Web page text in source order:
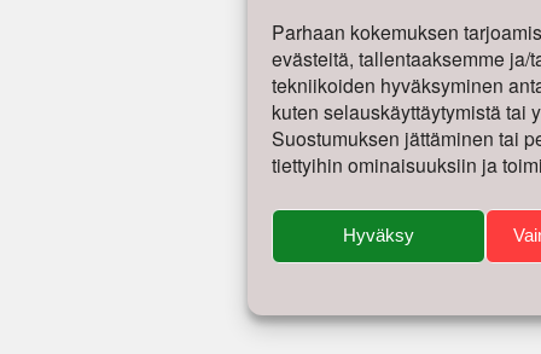
Parhaan kokemuksen
evästeitä, tallentaaksemme ja/
tekniikoiden hyväksyminen
kuten selauskäyttäytymistä tai
Suostumuksen jättäminen tai
tiettyihin ominaisuuksiin ja
Hyväksy